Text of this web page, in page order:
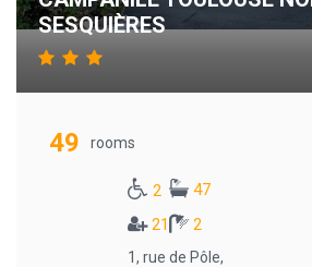
SESQUIÈRES
49 rooms
2
47
21
2
1, rue de Pôle,